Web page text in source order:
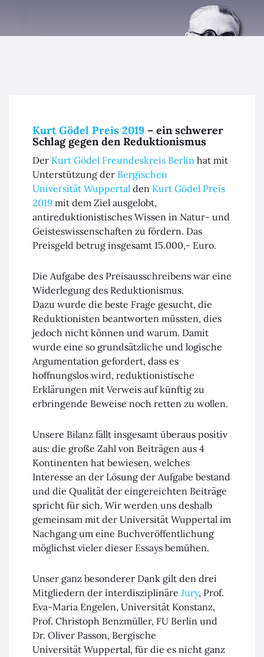
Kurt Gödel
Kurt Gödel Preis 2019 – ein schwerer
Schlag gegen den Reduktionismus
Der Kurt Gödel Freundeskreis Berlin hat mit
Unterstützung der Bergischen
Universität Wuppertal den Kurt Gödel Preis
2019 mit dem Ziel ausgelobt,
antireduktionistisches Wissen in Natur- und
Geisteswissenschaften zu fördern. Das
Preisgeld betrug insgesamt 15.000,- Euro.
Die Aufgabe des Preisausschreibens war eine
Widerlegung des Reduktionismus.
Dazu wurde die beste Frage gesucht, die
Reduktionisten beantworten müssten, dies
jedoch nicht können und warum. Damit
wurde eine so grundsätzliche und logische
Argumentation gefordert, dass es
hoffnungslos wird, reduktionistische
Erklärungen mit Verweis auf künftig zu
erbringende Beweise noch retten zu wollen.
Unsere Bilanz fällt insgesamt überaus positiv
aus: die große Zahl von Beiträgen aus 4
Kontinenten hat bewiesen, welches
Interesse an der Lösung der Aufgabe bestand
und die Qualität der eingereichten Beiträge
spricht für sich. Wir werden uns deshalb
gemeinsam mit der Universität Wuppertal im
Nachgang um eine Buchveröffentlichung
möglichst vieler dieser Essays bemühen.
Unser ganz besonderer Dank gilt den drei
Mitgliedern der interdisziplinäre Jury, Prof.
Eva-Maria Engelen, Universität Konstanz,
Prof. Christoph Benzmüller, FU Berlin und
Dr. Oliver Passon, Bergische
Universität Wuppertal, für die es nicht ganz